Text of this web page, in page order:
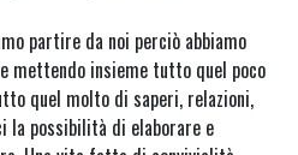
partire da noi perciò abbiamo
mettendo insieme tutto quel poco
quel molto di saperi, relazioni,
la possibilità di elaborare e